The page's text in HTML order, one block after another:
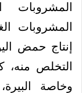
المشروبات
المشروبات
إنتاج حمض
التخلص منه،
وخاصة